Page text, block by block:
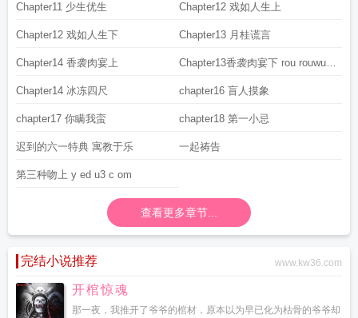
Chapter11 少生优生 Chapter12 戏如人生上
Chapter12 戏如人生下 Chapter13 月桂谎言
Chapter14 香袭肉宴上 Chapter13香袭肉宴下 rou rouwu 7
co m
Chapter14 冰冻四尺 chapter16 盲人摸象
chapter17 你瞒我蛮 chapter18 第一小忌
迟到的六一特典 寓教于乐 一起祷告
第三种吻上 y ed u3 c om
查看更多章节...
完结小说推荐 www.kw36.com
开棺惊魂
那一夜，我推开了爷爷的棺材，原本以为早已化为枯骨的爷爷却